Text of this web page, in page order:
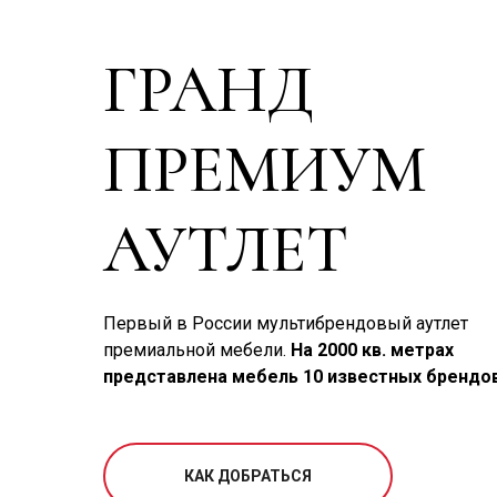
ГРАНД
ПРЕМИУМ
АУТЛЕТ
Первый в России мультибрендовый аутлет
премиальной мебели. На 2000 кв. метрах
представлена мебель 10 известных
КАК ДОБРАТЬСЯ